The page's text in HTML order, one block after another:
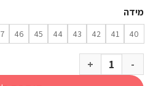
מידה
40
41
42
43
44
45
46
כמות של סנדל שורש Source גובי 2.0 משולשים כחול גברים